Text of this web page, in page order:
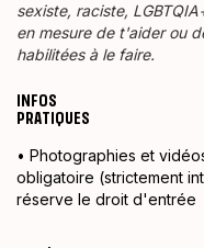
sexiste, raciste,
en mesure de t'aider ou
habilitées à le faire.
INFOS
PRATIQUES
• Photographies et
obligatoire (strictement
réserve le droit d'entrée